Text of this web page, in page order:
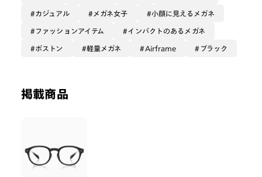
カラーレンズを入れて、サングラスとしてご利用いただ
カジュアル メガネ女子 小顔に見えるメガネ
ファッションアイテム インパクトのあるメガネ
ボストン 軽量メガネ Airframe ブラック
掲載商品